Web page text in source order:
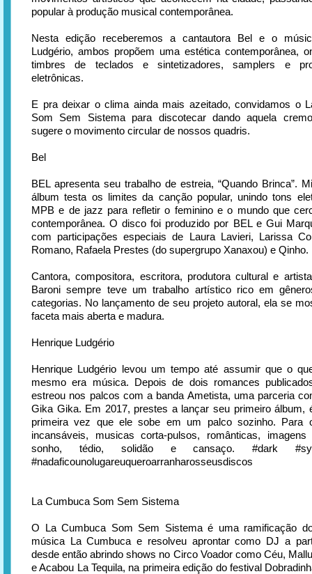
popular à produção musical contemporânea.
Nesta edição receberemos a cantautora Bel e o
Ludgério, ambos propõem uma estética contemporânea,
timbres de teclados e sintetizadores, samplers e
eletrônicas.
E pra deixar o clima ainda mais azeitado, convidamos o
Som Sem Sistema para discotecar dando aquela
sugere o movimento circular de nossos quadris.
Bel
BEL apresenta seu trabalho de estreia, “Quando Brinca”.
álbum testa os limites da canção popular, unindo tons
MPB e de jazz para refletir o feminino e o mundo que
contemporânea. O disco foi produzido por BEL e Gui
com participações especiais de Laura Lavieri, Larissa
Romano, Rafaela Prestes (do supergrupo Xanaxou) e Qinho.
Cantora, compositora, escritora, produtora cultural e
Baroni sempre teve um trabalho artístico rico em
categorias. No lançamento de seu projeto autoral, ela se
faceta mais aberta e madura.
Henrique Ludgério
Henrique Ludgério levou um tempo até assumir que o
mesmo era música. Depois de dois romances
estreou nos palcos com a banda Ametista, uma parceria
Gika Gika. Em 2017, prestes a lançar seu primeiro álbum,
primeira vez que ele sobe em um palco sozinho. Para
incansáveis, musicas corta-pulsos, românticas,
sonho, tédio, solidão e cansaço. #dark
#nadaficounolugareuqueroarranharosseusdiscos
La Cumbuca Som Sem Sistema
O La Cumbuca Som Sem Sistema é uma ramificação
música La Cumbuca e resolveu aprontar como DJ a
desde então abrindo shows no Circo Voador como Céu,
e Acabou La Tequila, na primeira edição do festival